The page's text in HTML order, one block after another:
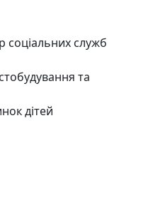
соціальних служб
та
дітей